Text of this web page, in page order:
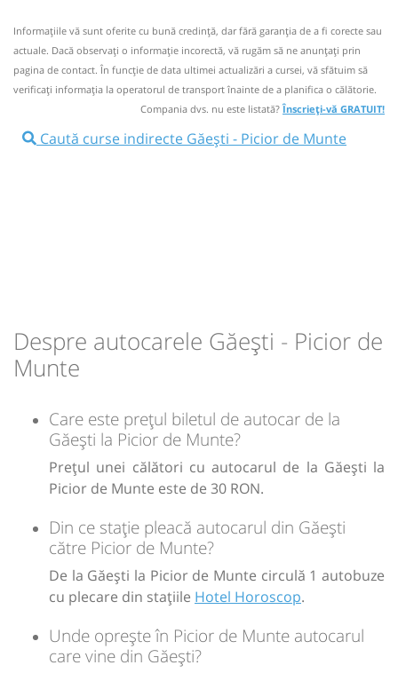
Nu a circulat?Semnalați aici un comentariu )
Pune poze din călătoria ta ⤣
Hotel Horoscop
Minivan: Craiova Târgoviște Brasov
30lei
Informaţiile vă sunt oferite cu bună credinţă, dar fără garanţia de a fi corecte sau
actuale. Dacă observați o informaţie incorectă, vă rugăm să ne anunțați prin
pagina de contact. În funcție de data ultimei actualizări a cursei, vă sfătuim să
verificaţi informaţia la operatorul de transport înainte de a planifica o călătorie.
Compania dvs. nu este listată?Înscrieți-vă GRATUIT!
Caută curse indirecte Găești - Picior de Munte
Despre autocarele Găești - Picior de
Munte
Care este prețul biletul de autocar de la
Găești la Picior de Munte?
Prețul unei călători cu autocarul de la Găești la
Picior de Munte este de 30 RON.
Din ce stație pleacă autocarul din Găești
către Picior de Munte?
De la Găești la Picior de Munte circulă 1 autobuze
cu plecare din stațiile Hotel Horoscop.
Unde oprește în Picior de Munte autocarul
care vine din Găești?